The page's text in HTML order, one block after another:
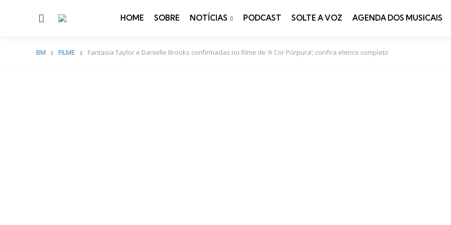
Menu HOME SOBRE NOTÍCIAS PODCAST SOLTE A VOZ AGENDA DOS MUSICAIS
BM FILME Fantasia Taylor e Danielle Brooks confirmadas no filme de ‘A Cor Púrpura’; confira elenco completo